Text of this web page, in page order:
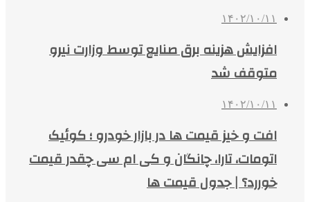
۱۴۰۲/۱۰/۱۱
افزایش هزینه برق صنایع توسط وزارت نیرو
متوقف شد
۱۴۰۲/۱۰/۱۱
افت و خیز قیمت ها در بازار خودرو ؛ کوئیک
اتومات، تارا، چانگان و کی ام سی چقدر قیمت
خوررد؟ | جدول قیمت ها